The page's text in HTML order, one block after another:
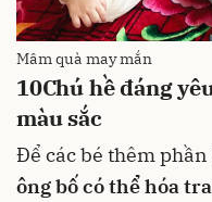
Mâm quà may mắn
10Chú hề đáng
màu sắc
Để các bé thêm
ông bố có thể hóa